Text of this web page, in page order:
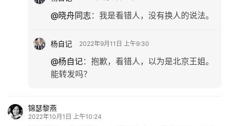
@晓舟同志： 我是看错人，没有换人的说法。
杨自记 2022年9月11日 上午9:30
@杨自记： 抱歉，看错人，以为是北京王姐。
能转发吗？
锦瑟黎燕
2022年10月1日 上午10:24